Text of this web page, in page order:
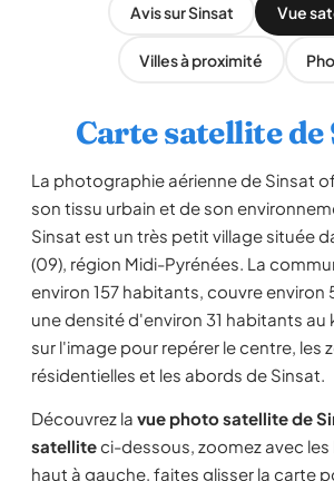
Avis sur Sinsat Vue
Villes à proximité
Carte satellite de
La photographie aérienne de Sinsat
son tissu urbain et de son
Sinsat est un très petit village située
(09), région Midi-Pyrénées. La
environ 157 habitants, couvre environ
une densité d'environ 31 habitants au
sur l'image pour repérer le centre, les
résidentielles et les abords de Sinsat.
Découvrez la vue photo satellite de
satelliteci-dessous, zoomez avec
haut à gauche, faites glisser la carte